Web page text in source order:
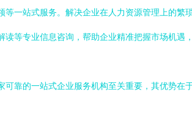
一站式服务。解决企业在人力资源管理上的繁
等专业信息咨询，帮助企业精准把握市场机遇
靠的一站式企业服务机构至关重要，其优势在于